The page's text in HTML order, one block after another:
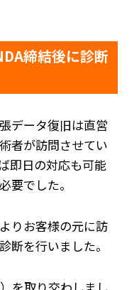
締結後に診断
データ復旧は直営
者が訪問させてい
即日の対応も可能
要でした。
りお客様の元に訪
断を行いました。